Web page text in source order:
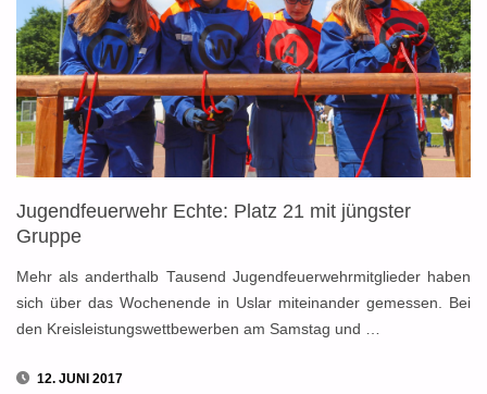
DRK
LADEN
EIN
ZUM
BLAULICHT-
Jugendfeuerwehr Echte: Platz 21 mit jüngster
Gruppe
Mehr als anderthalb Tausend Jugendfeuerwehrmitglieder haben
sich über das Wochenende in Uslar miteinander gemessen. Bei
den Kreisleistungswettbewerben am Samstag und …
12. JUNI 2017